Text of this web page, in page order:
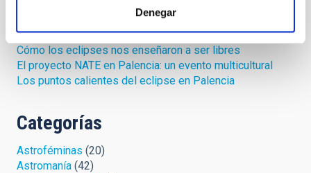
Denegar
El evento del 12 de agosto en Palencia se suma a la
iniciativa Eclipse Inclusivo
Cómo los eclipses nos enseñaron a ser libres
El proyecto NATE en Palencia: un evento multicultural
Los puntos calientes del eclipse en Palencia
Categorías
Astroféminas (20)
Astromanía (42)